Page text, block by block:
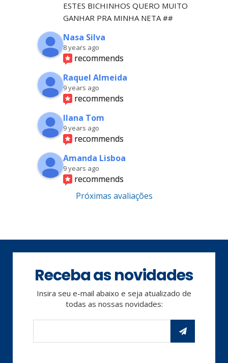
ESTES BICHINHOS QUERO MUITO
GANHAR PRA MINHA NETA ##
Nasa Silva
8 years ago
recommends
Raquel Almeida
9 years ago
recommends
Ilana Tom
9 years ago
recommends
Amanda Lisboa
9 years ago
recommends
Próximas avaliações
Receba as novidades
Insira seu e-mail abaixo e seja atualizado de
todas as nossas novidades: